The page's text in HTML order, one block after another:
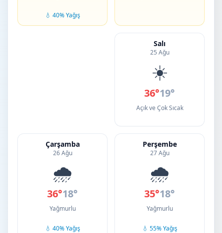
💧 40% Yağış
Salı
25 Ağu
☀️
36°19°
Açık ve Çok Sıcak
Çarşamba
26 Ağu
🌧️
36°18°
Yağmurlu
💧 40% Yağış
Perşembe
27 Ağu
🌧️
35°18°
Yağmurlu
💧 55% Yağış